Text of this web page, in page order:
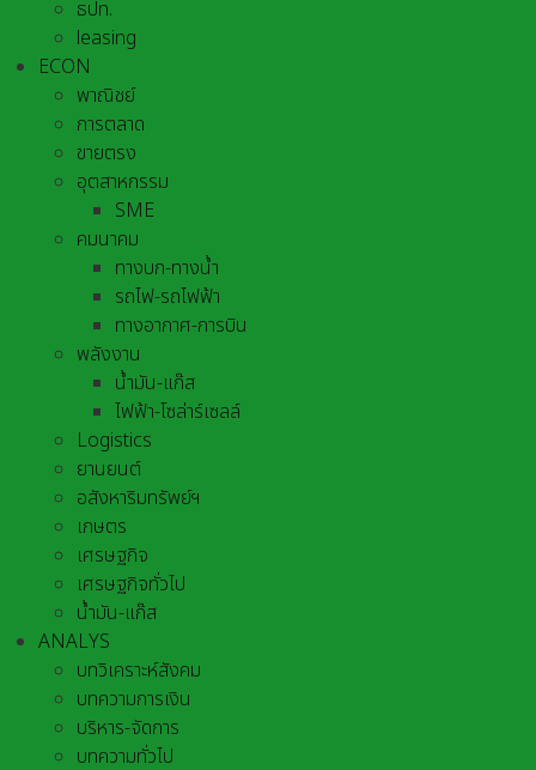
ธปท.
leasing
ECON
พาณิชย์
การตลาด
ขายตรง
อุตสาหกรรม
SME
คมนาคม
ทางบก-ทางน้ำ
รถไฟ-รถไฟฟ้า
ทางอากาศ-การบิน
พลังงาน
น้ำมัน-แก๊ส
ไฟฟ้า-โซล่าร์เซลล์
Logistics
ยานยนต์
อสังหาริมทรัพย์ฯ
เกษตร
เศรษฐกิจ
เศรษฐกิจทั่วไป
น้ำมัน-แก๊ส
ANALYS
บทวิเคราะห์สังคม
บทความการเงิน
บริหาร-จัดการ
บทความทั่วไป